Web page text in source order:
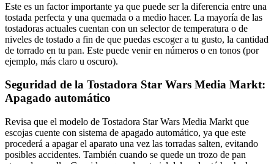
Este es un factor importante ya que puede ser la diferencia entre una
tostada perfecta y una quemada o a medio hacer. La mayoría de las
tostadoras actuales cuentan con un selector de temperatura o de
niveles de tostado a fin de que puedas escoger a tu gusto, la cantidad
de torrado en tu pan. Este puede venir en números o en tonos (por
ejemplo, más claro u oscuro).
Seguridad de la Tostadora Star Wars Media Markt:
Apagado automático
Revisa que el modelo de Tostadora Star Wars Media Markt que
escojas cuente con sistema de apagado automático, ya que este
procederá a apagar el aparato una vez las torradas salten, evitando
posibles accidentes. También cuando se quede un trozo de pan